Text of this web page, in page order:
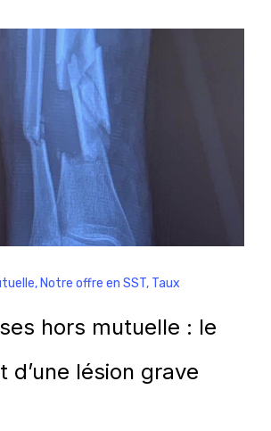
, Notre offre en SST, Taux
hors mutuelle : le
d’une lésion grave